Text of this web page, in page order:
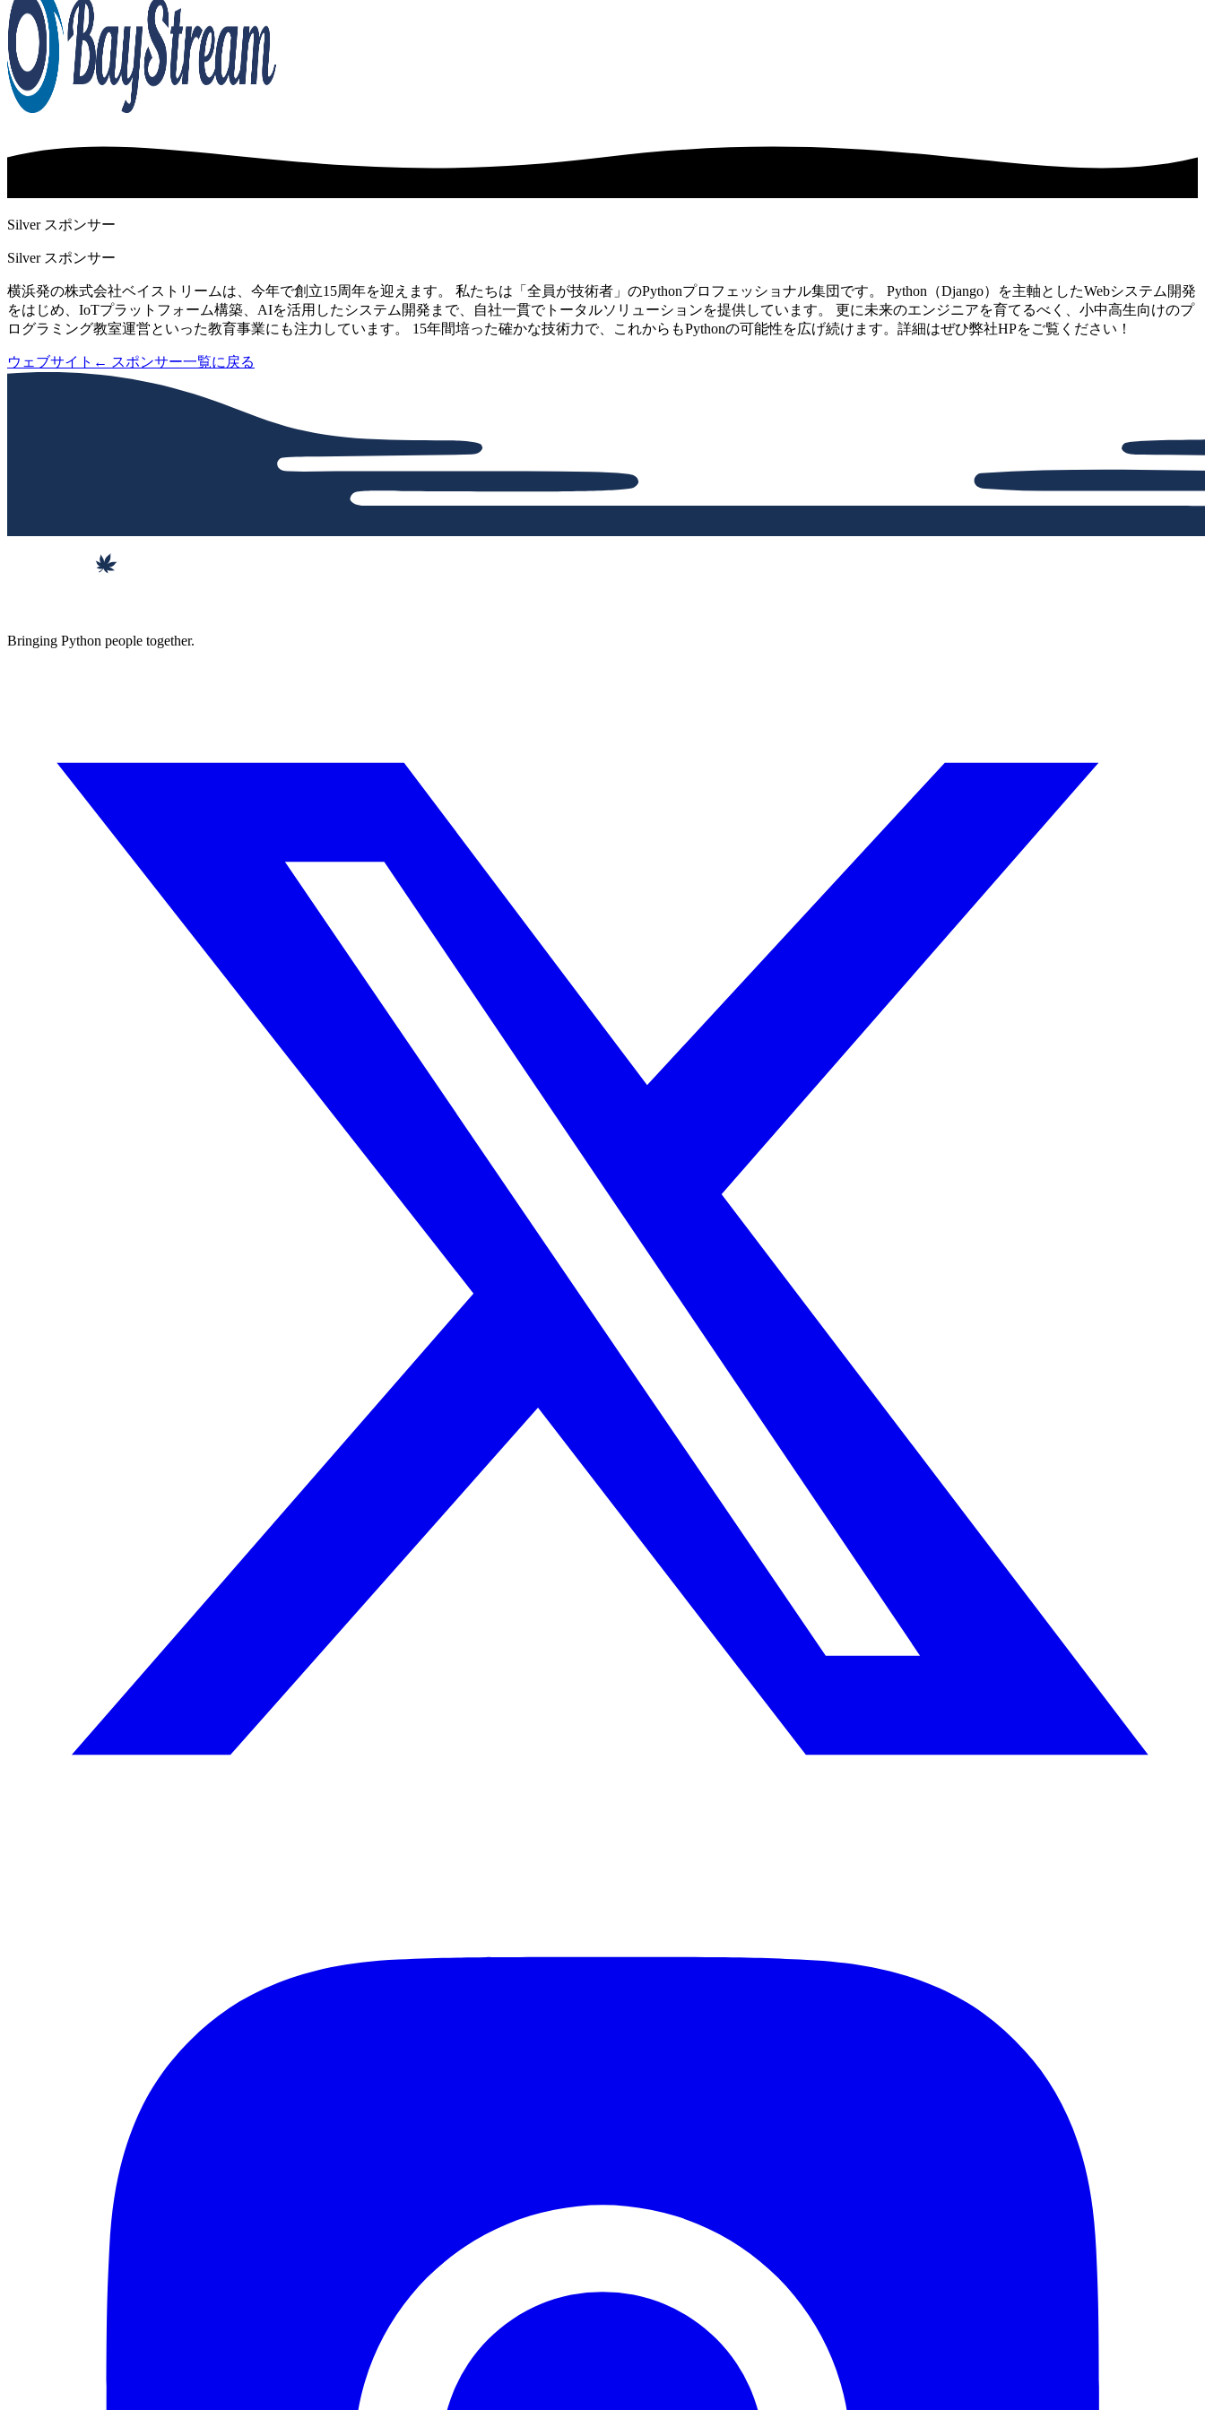
Silver スポンサー
Silver スポンサー
横浜発の株式会社ベイストリームは、今年で創立15周年を迎えます。 私たちは「全員が技術者」のPythonプロフェッショナル集団です。 Python（Django）を主軸としたWebシステム開発
をはじめ、IoTプラットフォーム構築、AIを活用したシステム開発まで、自社一貫でトータルソリューションを提供しています。 更に未来のエンジニアを育てるべく、小中高生向けのプ
ログラミング教室運営といった教育事業にも注力しています。 15年間培った確かな技術力で、これからもPythonの可能性を広げ続けます。詳細はぜひ弊社HPをご覧ください！
ウェブサイト ← スポンサー一覧に戻る
Bringing Python people together.